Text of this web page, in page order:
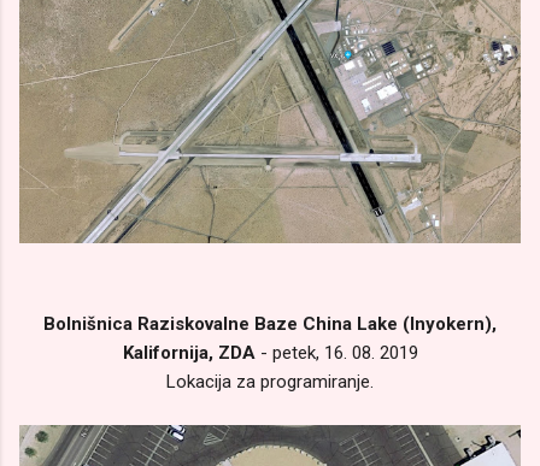
Bolnišnica Raziskovalne Baze China Lake (Inyokern),
Kalifornija, ZDA - petek, 16. 08. 2019
Lokacija za programiranje.